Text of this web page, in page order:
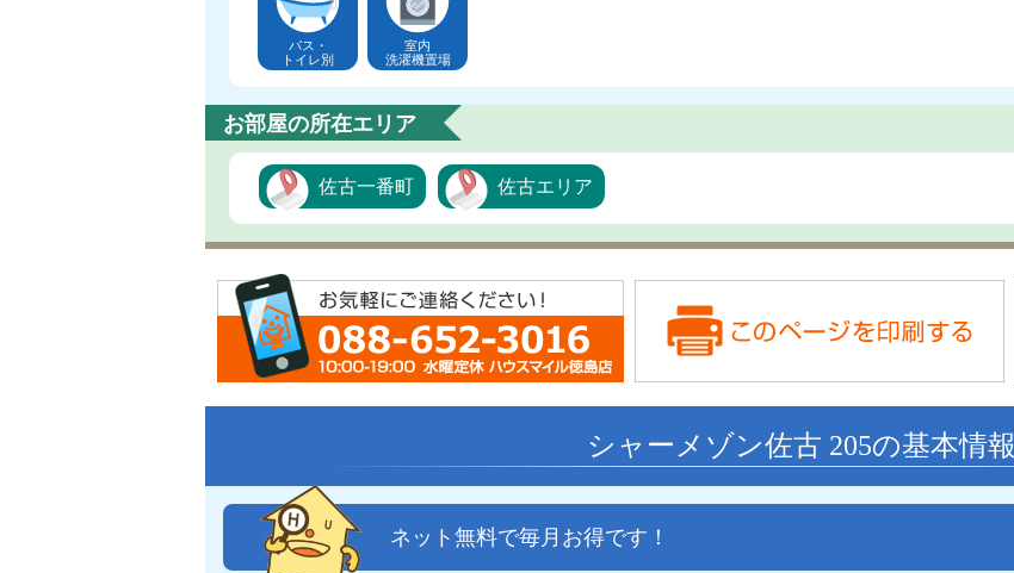
バス・
トイレ別
室内
洗濯機置場
お部屋の所在エリア
佐古一番町 佐古エリア
シャーメゾン佐古 205の基本情報
ネット無料で毎月お得です！